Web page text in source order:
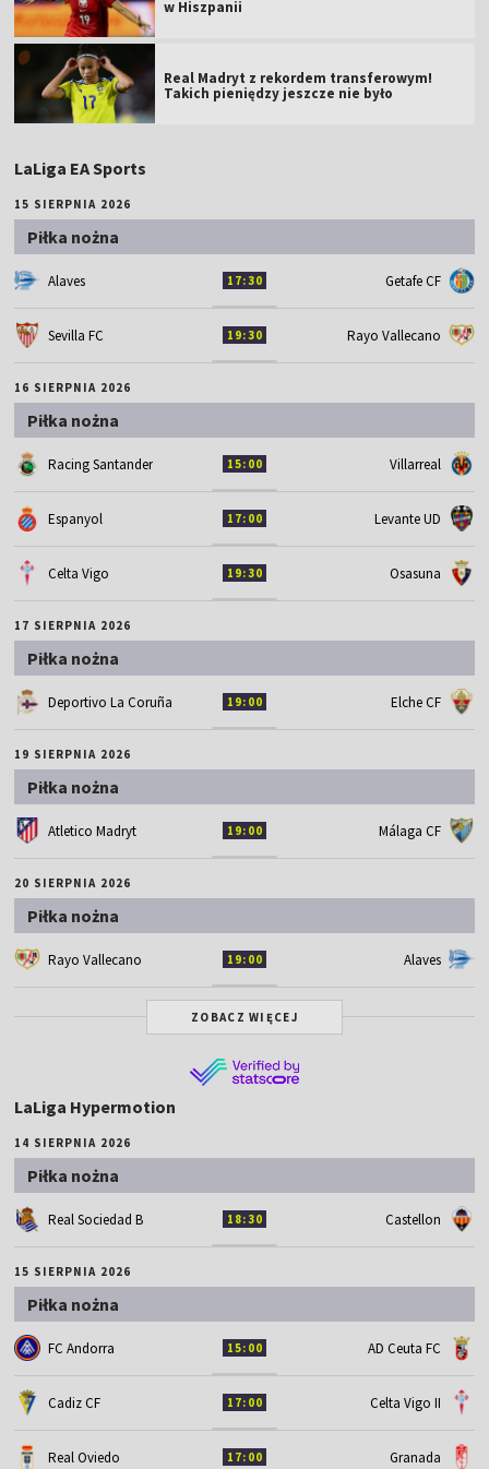
w Hiszpanii
Real Madryt z rekordem transferowym!
Takich pieniędzy jeszcze nie było
LaLiga EA Sports
15 SIERPNIA 2026
Piłka nożna
Alaves 17:30 Getafe CF
Sevilla FC 19:30 Rayo Vallecano
16 SIERPNIA 2026
Piłka nożna
Racing Santander 15:00 Villarreal
Espanyol 17:00 Levante UD
Celta Vigo 19:30 Osasuna
17 SIERPNIA 2026
Piłka nożna
Deportivo La Coruña 19:00 Elche CF
19 SIERPNIA 2026
Piłka nożna
Atletico Madryt 19:00 Málaga CF
20 SIERPNIA 2026
Piłka nożna
Rayo Vallecano 19:00 Alaves
ZOBACZ WIĘCEJ
LaLiga Hypermotion
14 SIERPNIA 2026
Piłka nożna
Real Sociedad B 18:30 Castellon
15 SIERPNIA 2026
Piłka nożna
FC Andorra 15:00 AD Ceuta FC
Cadiz CF 17:00 Celta Vigo II
Real Oviedo 17:00 Granada